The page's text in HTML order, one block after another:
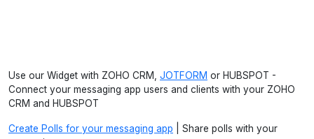
Use our Widget with ZOHO CRM, JOTFORM or HUBSPOT -
Connect your messaging app users and clients with your ZOHO
CRM and HUBSPOT
Create Polls for your messaging app | Share polls with your